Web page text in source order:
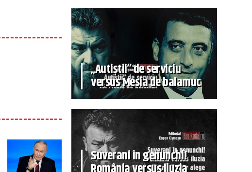
„Autiștii” de serviciu
versus Mesia de balamuc
Suverani în genunchi!